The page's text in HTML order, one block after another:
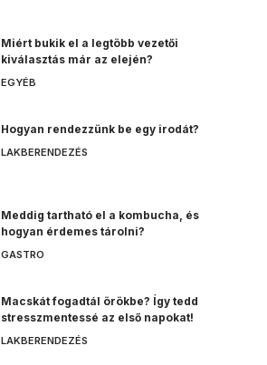
Miért bukik el a legtöbb vezetői
kiválasztás már az elején?
EGYÉB
Hogyan rendezzünk be egy irodát?
LAKBERENDEZÉS
Meddig tartható el a kombucha, és
hogyan érdemes tárolni?
GASTRO
Macskát fogadtál örökbe? Így tedd
stresszmentessé az első napokat!
LAKBERENDEZÉS